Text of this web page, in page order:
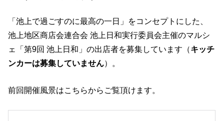
「池上で過ごすのに最高の一日」をコンセプトにした、
池上地区商店会連合会 池上日和実行委員会主催のマルシ
ェ「第9回 池上日和」の出店者を募集しています（キッチ
ンカーは募集していません）。
前回開催風景はこちらからご覧頂けます。